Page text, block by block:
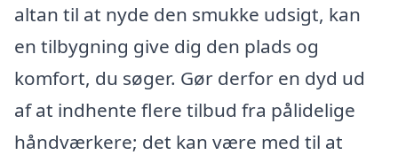
altan til at nyde den smukke udsigt, kan
en tilbygning give dig den plads og
komfort, du søger. Gør derfor en dyd ud
af at indhente flere tilbud fra pålidelige
håndværkere; det kan være med til at